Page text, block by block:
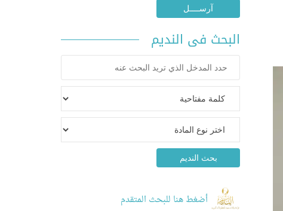
البحث فى النديم
أضغط هنا للبحث المتقدم